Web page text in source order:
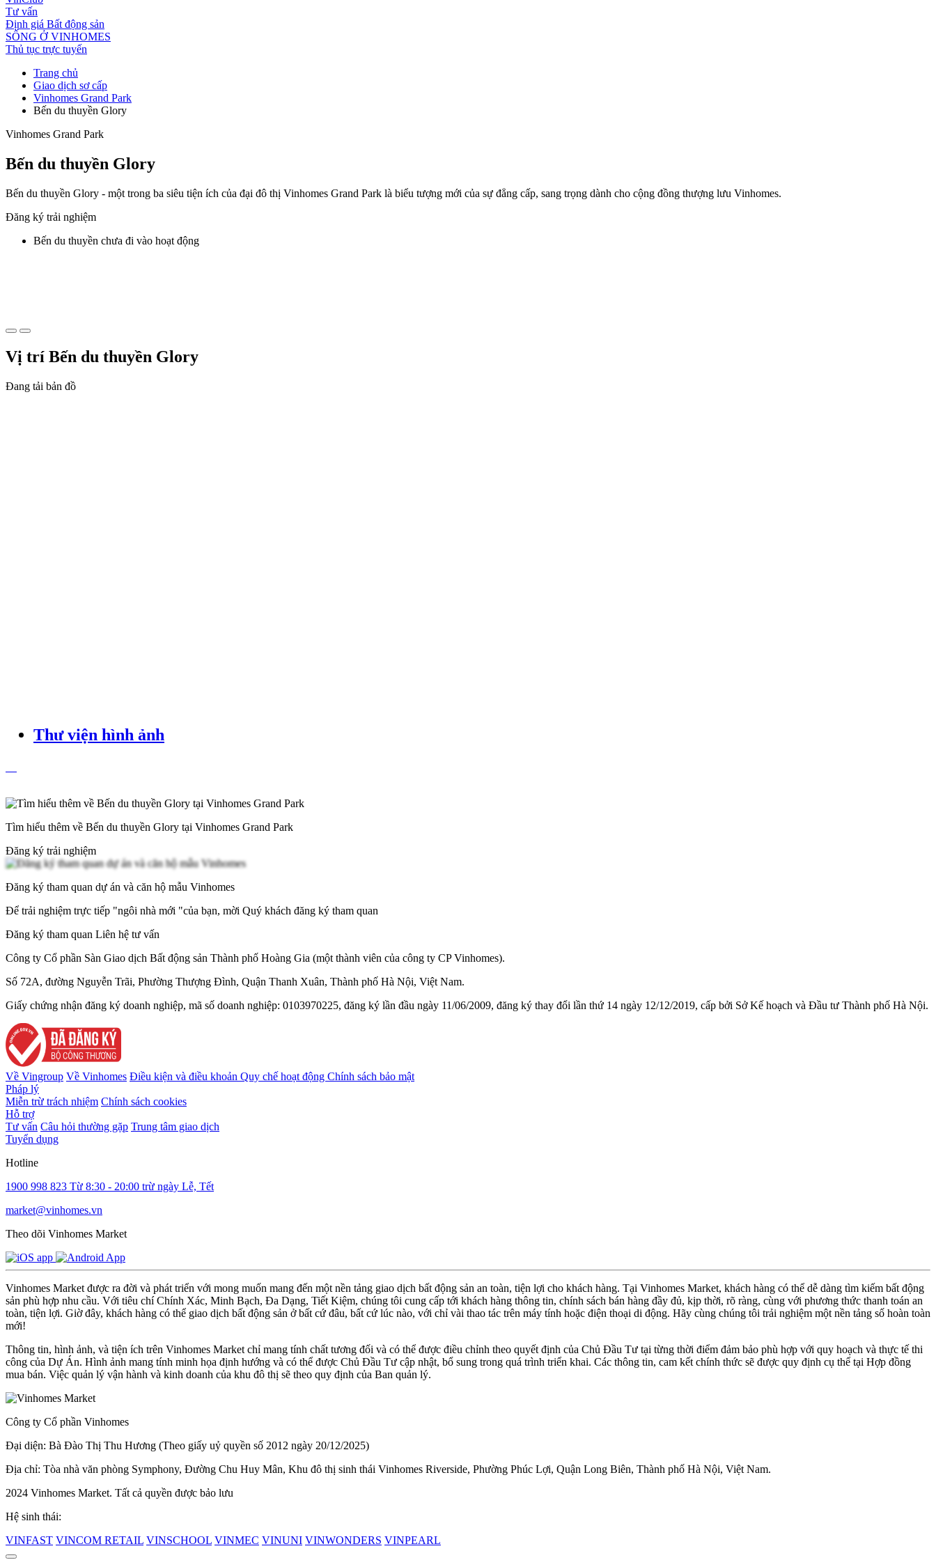
Tư vấn
Định giá Bất động sản
SỐNG Ở VINHOMES
Thủ tục trực tuyến
Trang chủ
Giao dịch sơ cấp
Vinhomes Grand Park
Bến du thuyền Glory
Vinhomes Grand Park
Bến du thuyền Glory
Bến du thuyền Glory - một trong ba siêu tiện ích của đại đô thị Vinhomes Grand Park là biểu tượng mới của sự đẳng cấp, sang trọng dành cho cộng đồng thượng lưu Vinhomes.
Đăng ký trải nghiệm
Bến du thuyền chưa đi vào hoạt động
Vị trí Bến du thuyền Glory
Đang tải bản đồ
Thư viện hình ảnh
Tìm hiểu thêm về Bến du thuyền Glory tại Vinhomes Grand Park
Đăng ký trải nghiệm
Đăng ký tham quan dự án và căn hộ mẫu Vinhomes
Để trải nghiệm trực tiếp "ngôi nhà mới "của bạn, mời Quý khách đăng ký tham quan
Đăng ký tham quan Liên hệ tư vấn
Công ty Cổ phần Sàn Giao dịch Bất động sản Thành phố Hoàng Gia (một thành viên của công ty CP Vinhomes).
Số 72A, đường Nguyễn Trãi, Phường Thượng Đình, Quận Thanh Xuân, Thành phố Hà Nội, Việt Nam.
Giấy chứng nhận đăng ký doanh nghiệp, mã số doanh nghiệp: 0103970225, đăng ký lần đầu ngày 11/06/2009, đăng ký thay đổi lần thứ 14 ngày 12/12/2019, cấp bởi Sở Kế hoạch và Đầu tư Thành phố Hà Nội.
Về Vingroup Về Vinhomes Điều kiện và điều khoản Quy chế hoạt động Chính sách bảo mật
Pháp lý
Miễn trừ trách nhiệm Chính sách cookies
Hỗ trợ
Tư vấn Câu hỏi thường gặp Trung tâm giao dịch
Tuyển dụng
Hotline
1900 998 823 Từ 8:30 - 20:00 trừ ngày Lễ, Tết
market@vinhomes.vn
Theo dõi Vinhomes Market
Vinhomes Market được ra đời và phát triển với mong muốn mang đến một nền tảng giao dịch bất động sản an toàn, tiện lợi cho khách hàng. Tại Vinhomes Market, khách hàng có thể dễ dàng tìm kiếm bất động
sản phù hợp nhu cầu. Với tiêu chí Chính Xác, Minh Bạch, Đa Dạng, Tiết Kiệm, chúng tôi cung cấp tới khách hàng thông tin, chính sách bán hàng đầy đủ, kịp thời, rõ ràng, cùng với phương thức thanh toán an
toàn, tiện lợi. Giờ đây, khách hàng có thể giao dịch bất động sản ở bất cứ đâu, bất cứ lúc nào, với chỉ vài thao tác trên máy tính hoặc điện thoại di động. Hãy cùng chúng tôi trải nghiệm một nền tảng số hoàn toàn
mới!
Thông tin, hình ảnh, và tiện ích trên Vinhomes Market chỉ mang tính chất tương đối và có thể được điều chỉnh theo quyết định của Chủ Đầu Tư tại từng thời điểm đảm bảo phù hợp với quy hoạch và thực tế thi
công của Dự Án. Hình ảnh mang tính minh họa định hướng và có thể được Chủ Đầu Tư cập nhật, bổ sung trong quá trình triển khai. Các thông tin, cam kết chính thức sẽ được quy định cụ thể tại Hợp đồng
mua bán. Việc quản lý vận hành và kinh doanh của khu đô thị sẽ theo quy định của Ban quản lý.
Công ty Cổ phần Vinhomes
Đại diện: Bà Đào Thị Thu Hương (Theo giấy uỷ quyền số 2012 ngày 20/12/2025)
Địa chỉ: Tòa nhà văn phòng Symphony, Đường Chu Huy Mân, Khu đô thị sinh thái Vinhomes Riverside, Phường Phúc Lợi, Quận Long Biên, Thành phố Hà Nội, Việt Nam.
2024 Vinhomes Market. Tất cả quyền được bảo lưu
Hệ sinh thái:
VINFAST VINCOM RETAIL VINSCHOOL VINMEC VINUNI VINWONDERS VINPEARL